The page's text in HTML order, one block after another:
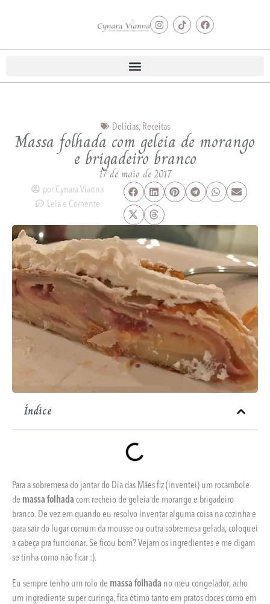
Delícias, Receitas
Massa folhada com geleia de morango
e brigadeiro branco
17 de maio de 2017
por Cynara Vianna
Leia e Comente
Índice
Para a sobremesa do jantar do Dia das Mães fiz (inventei) um rocambole
de massa folhada com recheio de geleia de morango e brigadeiro
branco. De vez em quando eu resolvo inventar alguma coisa na cozinha e
para sair do lugar comum da mousse ou outra sobremesa gelada, coloquei
a cabeça pra funcionar. Se ficou bom? Vejam os ingredientes e me digam
se tinha como não ficar :).
Eu sempre tenho um rolo de massa folhada no meu congelador, acho
um ingrediente super curinga, fica ótimo tanto em pratos doces como em